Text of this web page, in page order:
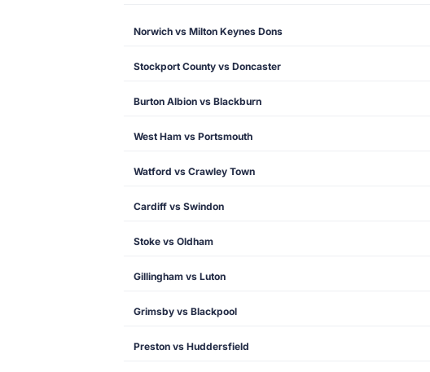
Norwich vs Milton Keynes Dons
Stockport County vs Doncaster
Burton Albion vs Blackburn
West Ham vs Portsmouth
Watford vs Crawley Town
Cardiff vs Swindon
Stoke vs Oldham
Gillingham vs Luton
Grimsby vs Blackpool
Preston vs Huddersfield